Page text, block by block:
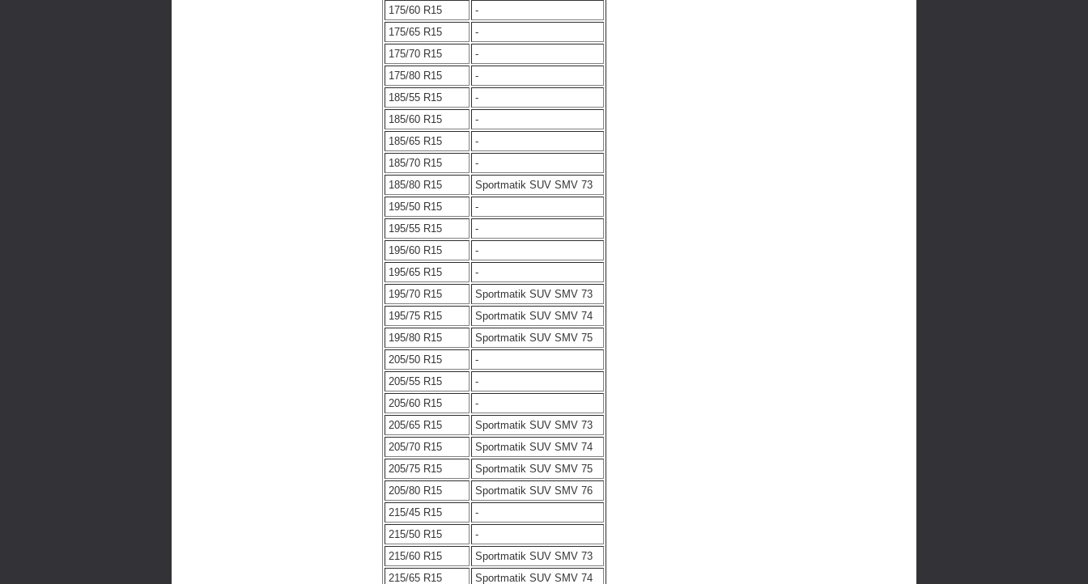
175/60 R15
-
175/65 R15
-
175/70 R15
-
175/80 R15
-
185/55 R15
-
185/60 R15
-
185/65 R15
-
185/70 R15
-
185/80 R15
Sportmatik SUV SMV 73
195/50 R15
-
195/55 R15
-
195/60 R15
-
195/65 R15
-
195/70 R15
Sportmatik SUV SMV 73
195/75 R15
Sportmatik SUV SMV 74
195/80 R15
Sportmatik SUV SMV 75
205/50 R15
-
205/55 R15
-
205/60 R15
-
205/65 R15
Sportmatik SUV SMV 73
205/70 R15
Sportmatik SUV SMV 74
205/75 R15
Sportmatik SUV SMV 75
205/80 R15
Sportmatik SUV SMV 76
215/45 R15
-
215/50 R15
-
215/60 R15
Sportmatik SUV SMV 73
215/65 R15
Sportmatik SUV SMV 74